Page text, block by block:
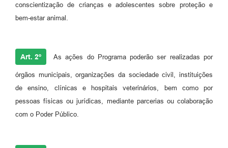
Jornal
Contato
conscientização de crianças e adolescentes sobre proteção e
bem-estar animal.
Art. 2º As ações do Programa poderão ser realizadas por
órgãos municipais, organizações da sociedade civil, instituições
de ensino, clínicas e hospitais veterinários, bem como por
pessoas físicas ou jurídicas, mediante parcerias ou colaboração
com o Poder Público.